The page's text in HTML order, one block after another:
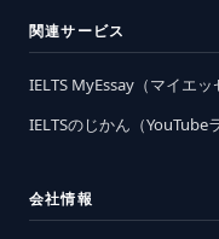
関連サービス
IELTS MyEssay（マイエッ
IELTSのじかん（YouTube
会社情報